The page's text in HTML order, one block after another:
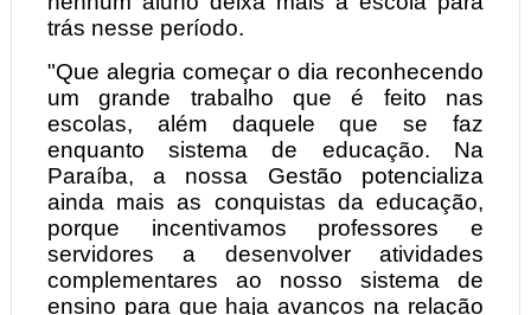
trás nesse período.
"Que alegria começar o dia reconhecendo
um grande trabalho que é feito nas
escolas, além daquele que se faz
enquanto sistema de educação. Na
Paraíba, a nossa Gestão potencializa
ainda mais as conquistas da educação,
porque incentivamos professores e
servidores a desenvolver atividades
complementares ao nosso sistema de
ensino para que haja avanços na relação